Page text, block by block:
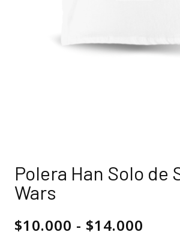
Polera Han Solo de
Wars
$10.000 - $14.000